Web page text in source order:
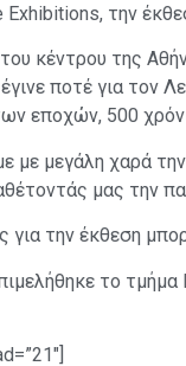
Exhibitions, την
κέντρου της
ποτέ για τον
εποχών, 500
με μεγάλη χαρά
μας την
για την έκθεση
το